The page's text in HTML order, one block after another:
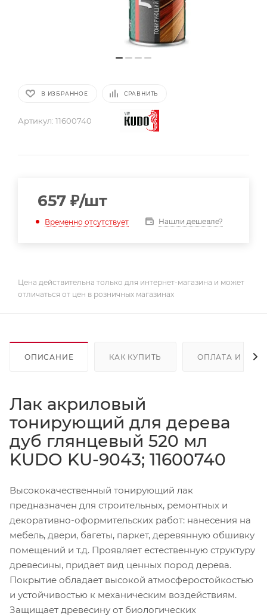
В ИЗБРАННОЕ СРАВНИТЬ
Артикул: 11600740
657 ₽/шт
Временно отсутствует Нашли дешевле?
Цена действительна только для интернет-магазина и может
отличаться от цен в розничных магазинах
ОПИСАНИЕ КАК КУПИТЬ ОПЛАТА И
Лак акриловый
тонирующий для дерева
дуб глянцевый 520 мл
KUDO KU-9043; 11600740
Высококачественный тонирующий лак
предназначен для строительных, ремонтных и
декоративно-оформительских работ: нанесения на
мебель, двери, багеты, паркет, деревянную обшивку
помещений и т.д. Проявляет естественную структуру
древесины, придает вид ценных пород дерева.
Покрытие обладает высокой атмосферостойкостью
и устойчивостью к механическим воздействиям.
Защищает древесину от биологических